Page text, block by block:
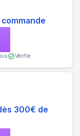
Vérifié
300€ de